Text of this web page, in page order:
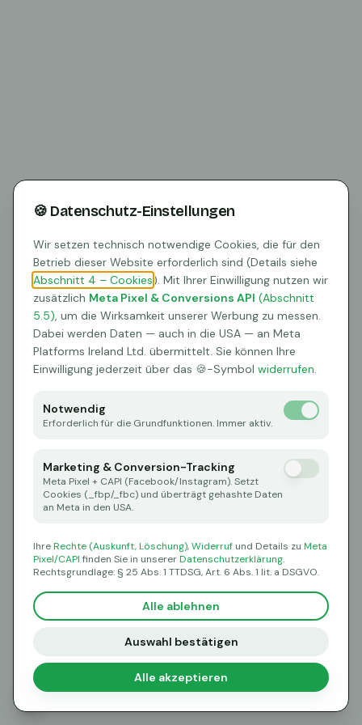
404
Oops! Page not found
🍪
🍪 Datenschutz-Einstellungen
Wir setzen technisch notwendige Cookies, die für den
Betrieb dieser Website erforderlich sind (Details siehe
Abschnitt 4 – Cookies ). Mit Ihrer Einwilligung nutzen wir
zusätzlich Meta Pixel & Conversions API (Abschnitt
5.5), um die Wirksamkeit unserer Werbung zu messen.
Dabei werden Daten — auch in die USA — an Meta
Platforms Ireland Ltd. übermittelt. Sie können Ihre
Einwilligung jederzeit über das 🍪-Symbol widerrufen.
Notwendig
Erforderlich für die Grundfunktionen. Immer aktiv.
Marketing & Conversion-Tracking
Meta Pixel + CAPI (Facebook/Instagram). Setzt
Cookies (_fbp/_fbc) und überträgt gehashte Daten
an Meta in den USA.
IhreRechte (Auskunft, Löschung),Widerruf und Details zu Meta
Pixel/CAPI finden Sie in unsererDatenschutzerklärung.
Rechtsgrundlage: § 25 Abs. 1 TTDSG, Art. 6 Abs. 1 lit. a DSGVO.
Alle ablehnen
Auswahl bestätigen
Alle akzeptieren